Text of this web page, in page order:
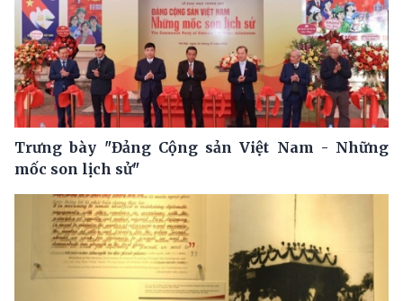
Trưng bày "Đảng Cộng sản Việt Nam - Những
mốc son lịch sử"